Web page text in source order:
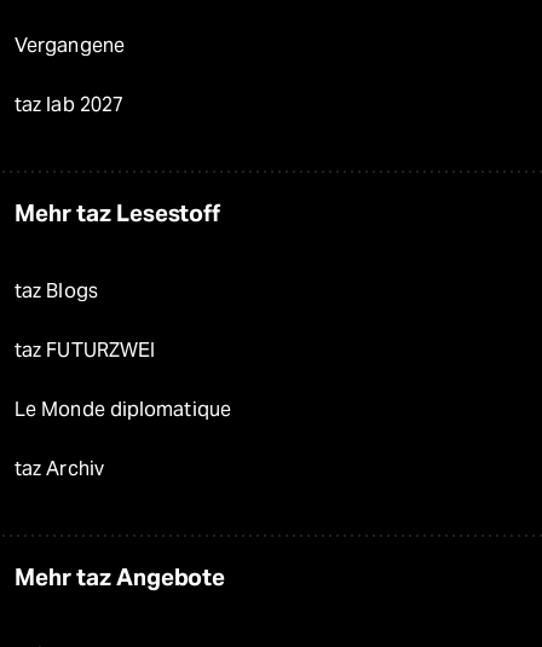
Vergangene
taz lab 2027
Mehr taz Lesestoff
taz Blogs
taz FUTURZWEI
Le Monde diplomatique
taz Archiv
Mehr taz Angebote